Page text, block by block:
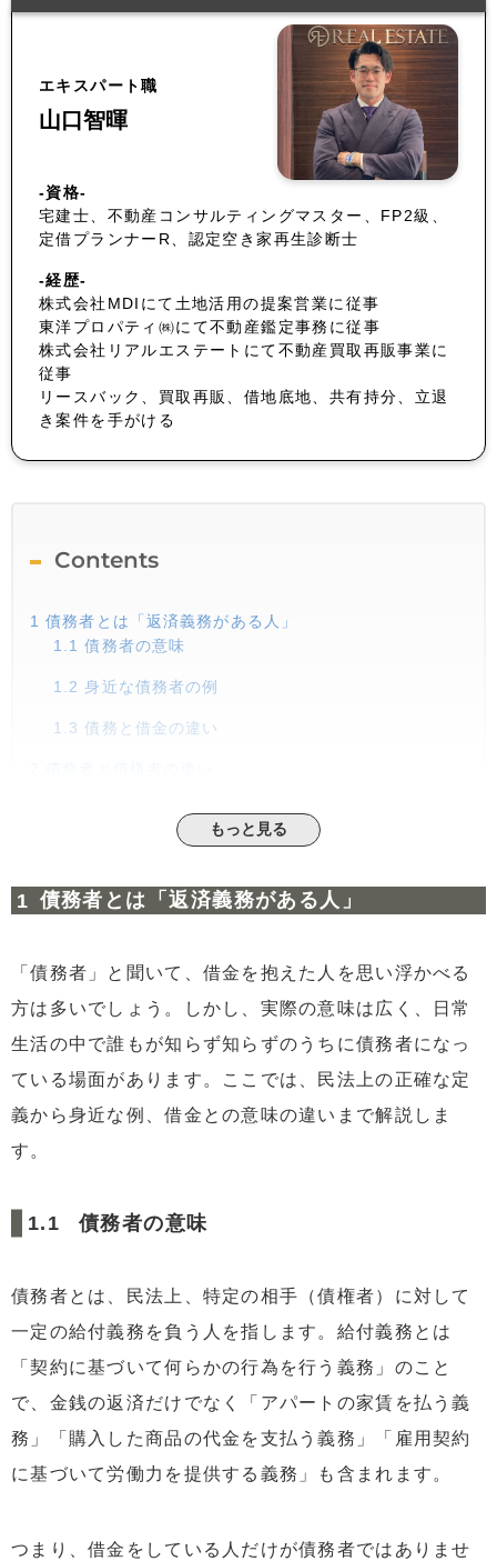
エキスパート職
山口智暉
-資格-
宅建士、不動産コンサルティングマスター、FP2級、
定借プランナーR、認定空き家再生診断士
-経歴-
株式会社MDIにて土地活用の提案営業に従事
東洋プロパティ㈱にて不動産鑑定事務に従事
株式会社リアルエステートにて不動産買取再販事業に
従事
リースバック、買取再販、借地底地、共有持分、立退
き案件を手がける
Contents
1 債務者とは「返済義務がある人」
1.1 債務者の意味
1.2 身近な債務者の例
1.3 債務と借金の違い
両者の関係をわかりやすく解説
3債務者が負う主な義務とは
3.2契約内容を守る義務
3.3 滞納時に発生する問題
4.1督促や一括請求が行われる
4.2信用情報に影響する
住宅ローン滞納は自宅売却につながることも
5.3不動産担保ローンの活用
5.4早めに専門会社へ相談する重要性
6
債務整理との違いも理解しておこう
6.1 任意整理
6.3 自己破産
もっと見る
債務者とは「返済義務がある人」
「債務者」と聞いて、借金を抱えた人を思い浮かべる
方は多いでしょう。しかし、実際の意味は広く、日常
生活の中で誰もが知らず知らずのうちに債務者になっ
ている場面があります。ここでは、民法上の正確な定
義から身近な例、借金との意味の違いまで解説しま
す。
債務者の意味
債務者とは、民法上、特定の相手（債権者）に対して
一定の給付義務を負う人を指します。給付義務とは
「契約に基づいて何らかの行為を行う義務」のこと
で、金銭の返済だけでなく「アパートの家賃を払う義
務」「購入した商品の代金を支払う義務」「雇用契約
に基づいて労働力を提供する義務」も含まれます。
つまり、借金をしている人だけが債務者ではありませ